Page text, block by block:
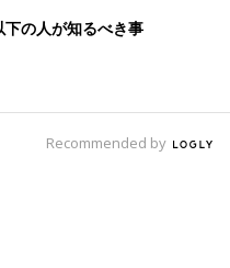
の人が知るべき事
Recommended by